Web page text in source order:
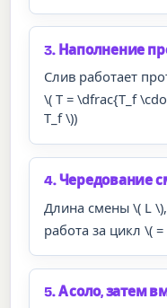
3. Наполнение
Слив работает
\( T = \dfrac{T_f
T_f \))
4. Чередование
Длина смены \( L
работа за цикл \(
5. А соло, затем